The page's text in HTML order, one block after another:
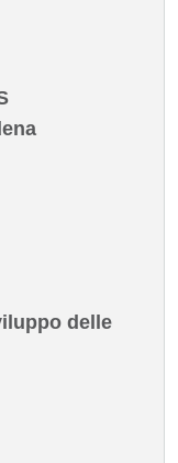
delle